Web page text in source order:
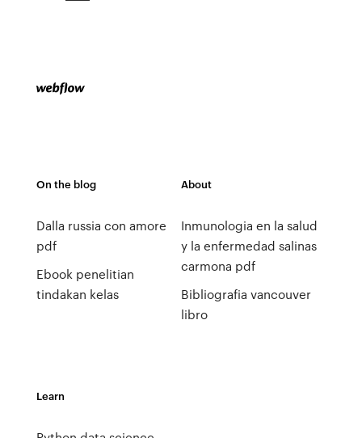
On the blog
Dalla russia con amore
pdf
Ebook penelitian
tindakan kelas
About
Inmunologia en la salud
y la enfermedad salinas
carmona pdf
Bibliografia vancouver
libro
Learn